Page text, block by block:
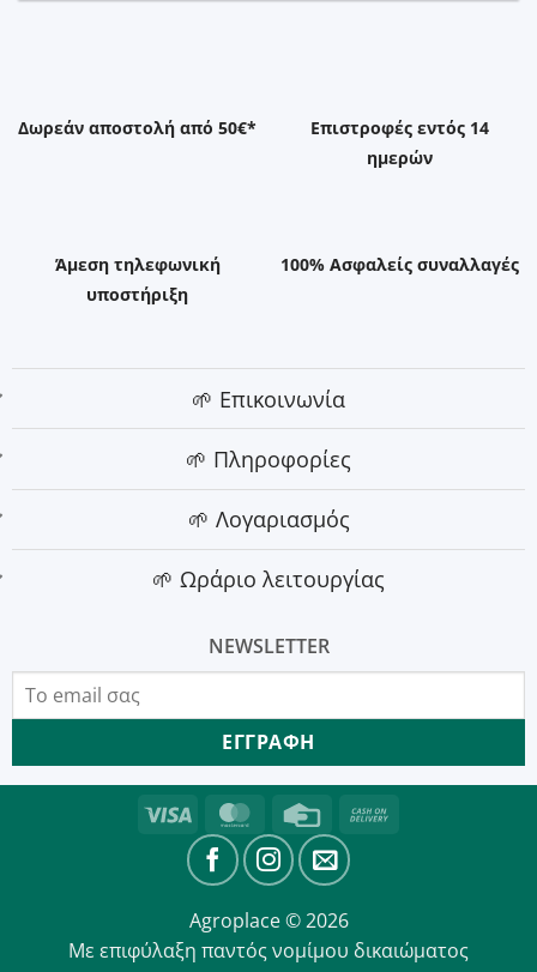
Δωρεάν αποστολή από 50€*
Επιστροφές εντός 14
ημερών
Άμεση τηλεφωνική
υποστήριξη
100% Ασφαλείς συναλλαγές
🌱 Επικοινωνία
🌱 Πληροφορίες
🌱 Λογαριασμός
🌱 Ωράριο λειτουργίας
NEWSLETTER
Agroplace © 2026
Με επιφύλαξη παντός νομίμου δικαιώματος
Visa MasterCard
Credit
Card